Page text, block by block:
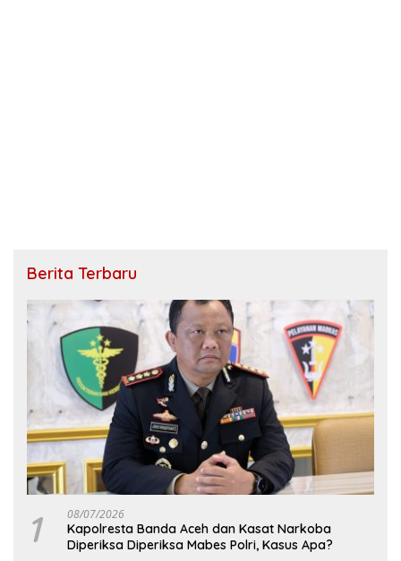
Berita Terbaru
1 08/07/2026
Kapolresta Banda Aceh dan Kasat Narkoba
Diperiksa Diperiksa Mabes Polri, Kasus Apa?